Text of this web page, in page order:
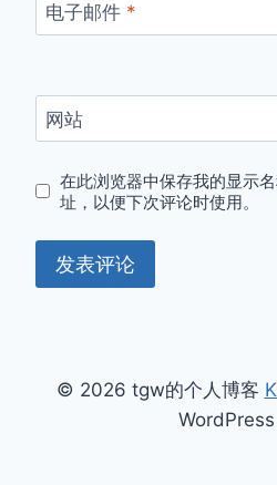
电子邮件 *
网站
在此浏览器中保存我的显示
址，以便下次评论时使用。
© 2026 tgw的个人博客